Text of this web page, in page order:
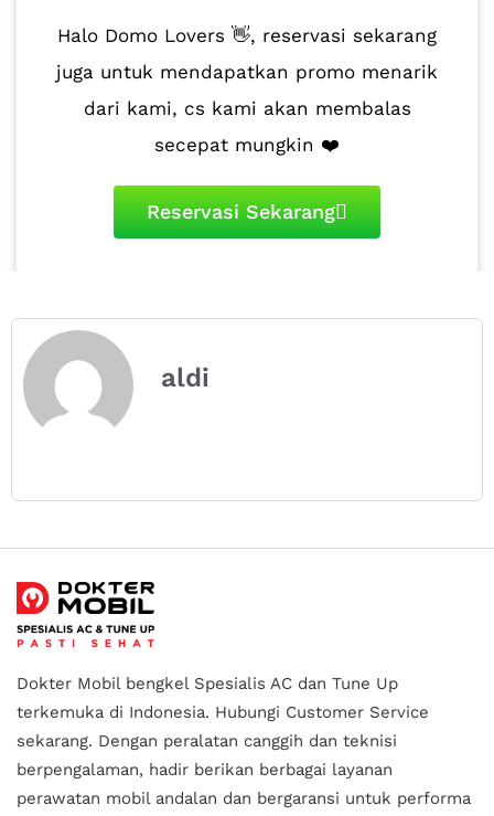
Halo Domo Lovers 👋, reservasi sekarang
juga untuk mendapatkan promo menarik
dari kami, cs kami akan membalas
secepat mungkin ❤️
Reservasi Sekarang
aldi
Dokter Mobil bengkel Spesialis AC dan Tune Up
terkemuka di Indonesia. Hubungi Customer Service
sekarang. Dengan peralatan canggih dan teknisi
berpengalaman, hadir berikan berbagai layanan
perawatan mobil andalan dan bergaransi untuk performa